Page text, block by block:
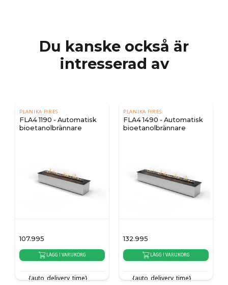
Du kanske också är
intresserad av
PLANIKA FIRES
FLA4 1190 - Automatisk
bioetanolbrännare
107.995
LÄGG I VARUKORG
{auto_delivery_time}
PLANIKA FIRES
FLA4 1490 - Automatisk
bioetanolbrännare
132.995
LÄGG I VARUKORG
{auto_delivery_time}